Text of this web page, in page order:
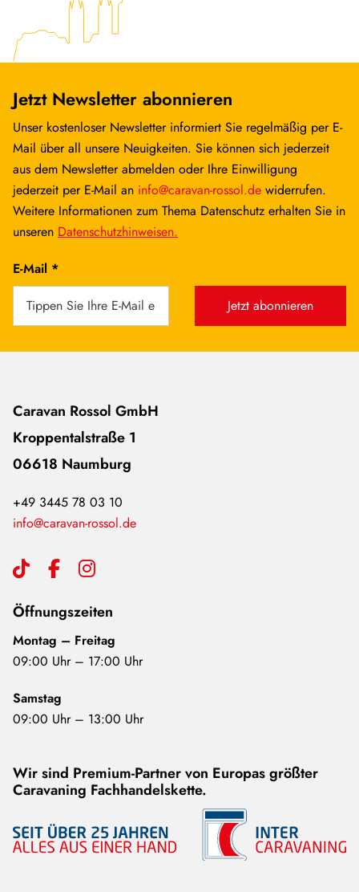
Jetzt Newsletter abonnieren
Unser kostenloser Newsletter informiert Sie regelmäßig per E-
Mail über all unsere Neuigkeiten. Sie können sich jederzeit
aus dem Newsletter abmelden oder Ihre Einwilligung
jederzeit per E-Mail an info@caravan-rossol.de widerrufen.
Weitere Informationen zum Thema Datenschutz erhalten Sie in
unseren Datenschutzhinweisen.
E-Mail *
Jetzt abonnieren
Caravan Rossol GmbH
Kroppentalstraße 1
06618 Naumburg
+49 3445 78 03 10
info@caravan-rossol.de
Öffnungszeiten
Montag – Freitag
09:00 Uhr – 17:00 Uhr
Samstag
09:00 Uhr – 13:00 Uhr
Wir sind Premium-Partner von Europas größter
Caravaning Fachhandelskette.